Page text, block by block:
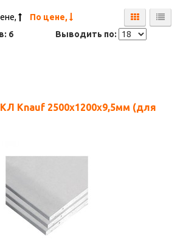
По цене,
Выводить по:
6
Knauf 2500х1200х9,5мм (для